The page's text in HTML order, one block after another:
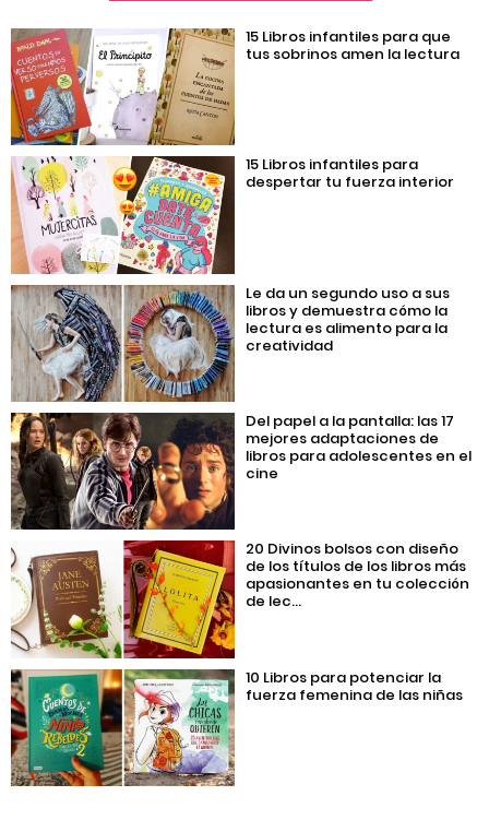
15 Libros infantiles para que
tus sobrinos amen la lectura
15 Libros infantiles para
despertar tu fuerza interior
Le da un segundo uso a sus
libros y demuestra cómo la
lectura es alimento para la
creatividad
Del papel a la pantalla: las 17
mejores adaptaciones de
libros para adolescentes en el
cine
20 Divinos bolsos con diseño
de los títulos de los libros más
apasionantes en tu colección
de lec...
10 Libros para potenciar la
fuerza femenina de las niñas